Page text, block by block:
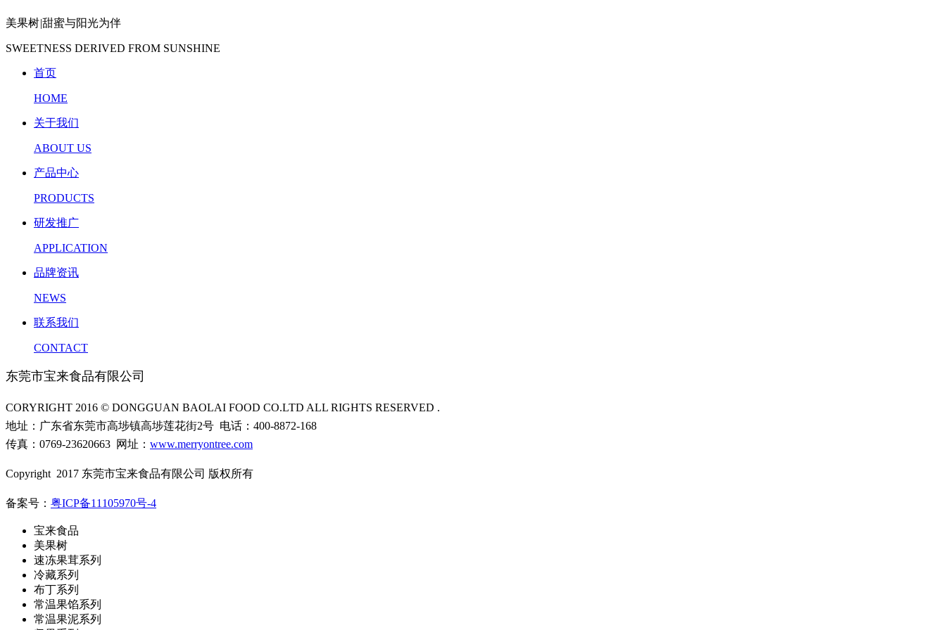
美果树|甜蜜与阳光为伴
SWEETNESS DERIVED FROM SUNSHINE
首页
HOME
关于我们
ABOUT US
产品中心
PRODUCTS
研发推广
APPLICATION
品牌资讯
NEWS
联系我们
CONTACT
东莞市宝来食品有限公司
CORYRIGHT 2016 © DONGGUAN BAOLAI FOOD CO.LTD ALL RIGHTS RESERVED .
地址：广东省东莞市高埗镇高埗莲花街2号 电话：400-8872-168
传真：0769-23620663 网址： www.merryontree.com
Copyright 2017 东莞市宝来食品有限公司 版权所有
备案号： 粤ICP备11105970号-4
宝来食品
美果树
速冻果茸系列
冷藏系列
布丁系列
常温果馅系列
常温果泥系列